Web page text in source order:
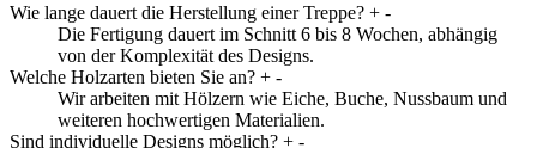
Wie lange dauert die Herstellung einer Treppe? + -
Die Fertigung dauert im Schnitt 6 bis 8 Wochen, abhängig
von der Komplexität des Designs.
Welche Holzarten bieten Sie an? + -
Wir arbeiten mit Hölzern wie Eiche, Buche, Nussbaum und
weiteren hochwertigen Materialien.
Sind individuelle Designs möglich? + -